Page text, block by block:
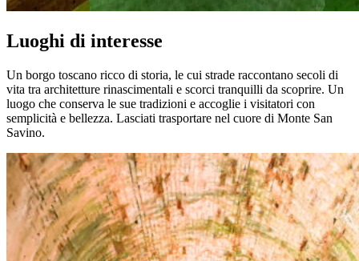
Luoghi di interesse
Un borgo toscano ricco di storia, le cui strade raccontano secoli di
vita tra architetture rinascimentali e scorci tranquilli da scoprire. Un
luogo che conserva le sue tradizioni e accoglie i visitatori con
semplicità e bellezza. Lasciati trasportare nel cuore di Monte San
Savino.